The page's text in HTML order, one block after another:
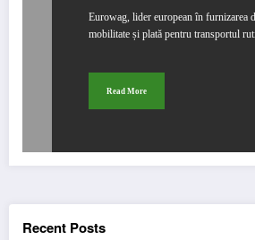
combustibil la 30 de zile
Eurowag, lider european în furnizarea
mobilitate și plată pentru transportul
Read More
Recent Posts